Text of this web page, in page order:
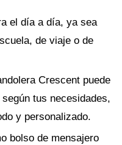
el día a día, ya sea
de viaje o de
Crescent puede
tus necesidades,
y personalizado.
bolso de mensajero